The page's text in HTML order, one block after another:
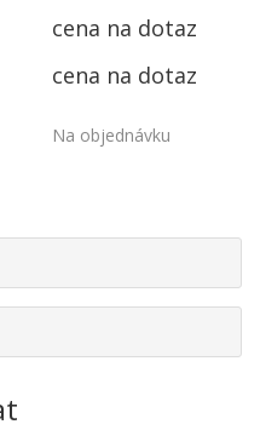
cena na dotaz
cena na dotaz
Na objednávku